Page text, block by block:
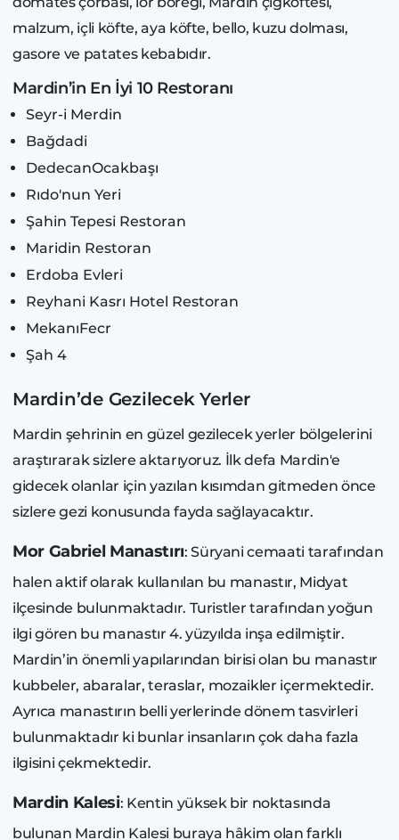
malzum, içli köfte, aya köfte, bello, kuzu dolması,
gasore ve patates kebabıdır.
Mardin’in En İyi 10 Restoranı
Seyr-i Merdin
Bağdadi
DedecanOcakbaşı
Rıdo'nun Yeri
Şahin Tepesi Restoran
Maridin Restoran
Erdoba Evleri
Reyhani Kasrı Hotel Restoran
MekanıFecr
Şah 4
Mardin’de Gezilecek Yerler
Mardin şehrinin en güzel gezilecek yerler bölgelerini
araştırarak sizlere aktarıyoruz. İlk defa Mardin'e
gidecek olanlar için yazılan kısımdan gitmeden önce
sizlere gezi konusunda fayda sağlayacaktır.
Mor Gabriel Manastırı: Süryani cemaati tarafından
halen aktif olarak kullanılan bu manastır, Midyat
ilçesinde bulunmaktadır. Turistler tarafından yoğun
ilgi gören bu manastır 4. yüzyılda inşa edilmiştir.
Mardin’in önemli yapılarından birisi olan bu manastır
kubbeler, abaralar, teraslar, mozaikler içermektedir.
Ayrıca manastırın belli yerlerinde dönem tasvirleri
bulunmaktadır ki bunlar insanların çok daha fazla
ilgisini çekmektedir.
Mardin Kalesi: Kentin yüksek bir noktasında
bulunan Mardin Kalesi buraya hâkim olan farklı